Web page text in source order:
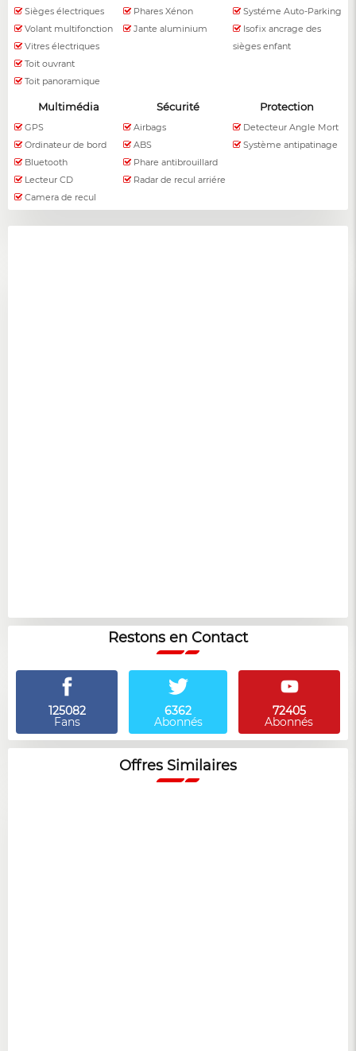
Sièges électriques
Volant multifonction
Vitres électriques
Toit ouvrant
Toit panoramique
Phares Xénon
Jante aluminium
Systéme Auto-Parking
Isofix ancrage des
sièges enfant
Multimédia
GPS
Ordinateur de bord
Bluetooth
Lecteur CD
Camera de recul
Sécurité
Airbags
ABS
Phare antibrouillard
Radar de recul arriére
Protection
Detecteur Angle Mort
Système antipatinage
Restons en Contact
125082
Fans
6362
Abonnés
72405
Abonnés
Offres Similaires